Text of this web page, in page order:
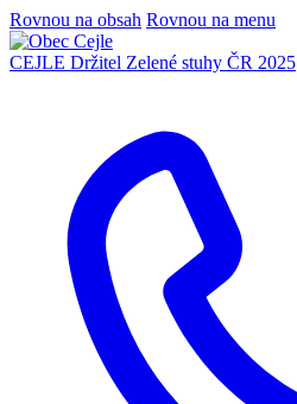
Rovnou na obsah Rovnou na menu
CEJLE Držitel Zelené stuhy ČR 2025